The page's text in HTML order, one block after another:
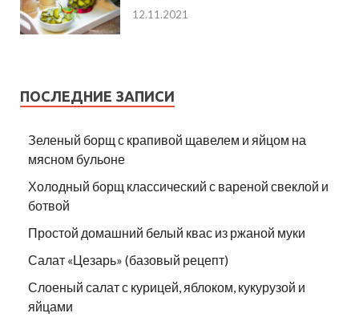
12.11.2021
ПОСЛЕДНИЕ ЗАПИСИ
Зеленый борщ с крапивой щавелем и яйцом на
мясном бульоне
Холодный борщ классический с вареной свеклой и
ботвой
Простой домашний белый квас из ржаной муки
Салат «Цезарь» (базовый рецепт)
Слоеный салат с курицей, яблоком, кукурузой и
яйцами